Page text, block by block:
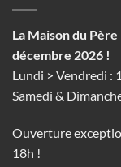
La Maison du
décembre 2026 !
Lundi > Vendredi :
Samedi &
Ouverture
18h !